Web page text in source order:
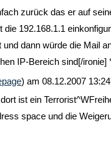
zurück das er auf
die 192.168.1.1
dann würde die Mail
IP-Bereich sind[/ironie]
) am 08.12.2007 13:24
ist ein
space und die